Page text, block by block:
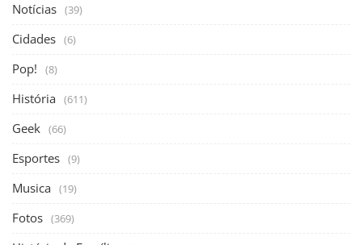
Notícias (39)
Cidades (6)
Pop! (8)
História (611)
Geek (66)
Esportes (9)
Musica (19)
Fotos (369)